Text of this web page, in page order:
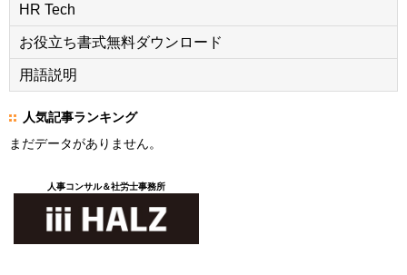
HR Tech
お役立ち書式無料ダウンロード
用語説明
人気記事ランキング
まだデータがありません。
人事コンサル＆社労士事務所